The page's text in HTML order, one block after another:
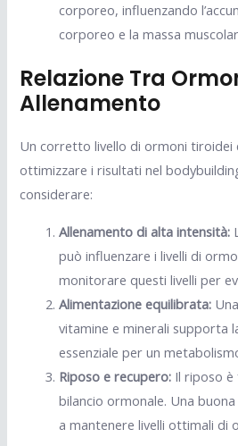
corporeo, influenzando
corporeo e la massa
Relazione Tra
Allenamento
Un corretto livello di ormoni tiroidei
ottimizzare i risultati nel
considerare:
Allenamento di alta intensità:
può influenzare i livelli di
monitorare questi livelli per
Alimentazione equilibrata:
vitamine e minerali supporta
essenziale per un
Riposo e recupero: Il riposo
bilancio ormonale. Una
a mantenere livelli ottimali di